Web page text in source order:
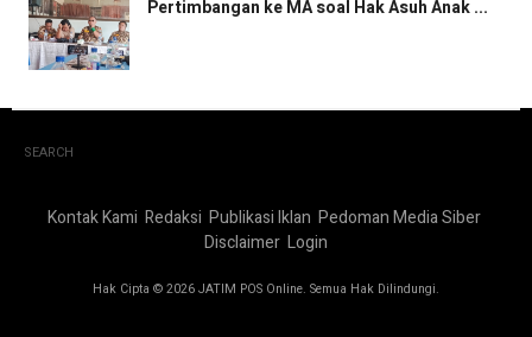
Pertimbangan ke MA soal Hak Asuh Anak ...
SEARCH
Kontak Kami Redaksi Publikasi Iklan Pedoman Media Siber
Disclaimer Login
Hak Cipta © 2026 JATIM POS Online. Semua Hak Dilindungi.